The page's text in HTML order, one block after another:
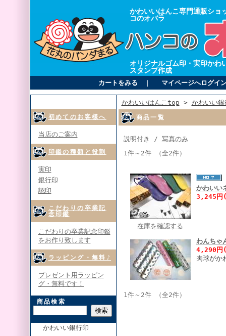
かわいいはんこ専門通販シ
コのオバラ
オリジナルゴム印・実印かわ
スタンプ作成
カートをみる ｜ マイページへログイ
初めてのお客様へ
当店のご案内
印鑑の種類と役割
実印
銀行印
認印
こだわりの卒業記
念印鑑
こだわりの卒業記念印鑑
をお作り致します
ラッピング・無料♪
プレゼント用ラッピン
グ・無料です！
商品検索
かわいい銀行印
かわいいはんこtop > かわいい銀
商品一覧
説明付き / 写真のみ
1件～2件 （全2件）
在庫を確認する
かわいい
3,245円
わんちゃ
4,290円
肉球がか
1件～2件 （全2件）